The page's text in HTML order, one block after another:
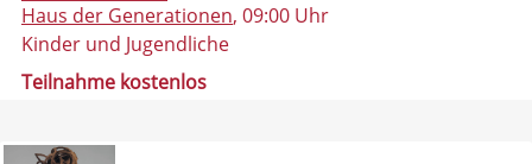
Haus der Generationen, 09:00 Uhr
Kinder und Jugendliche
Teilnahme kostenlos